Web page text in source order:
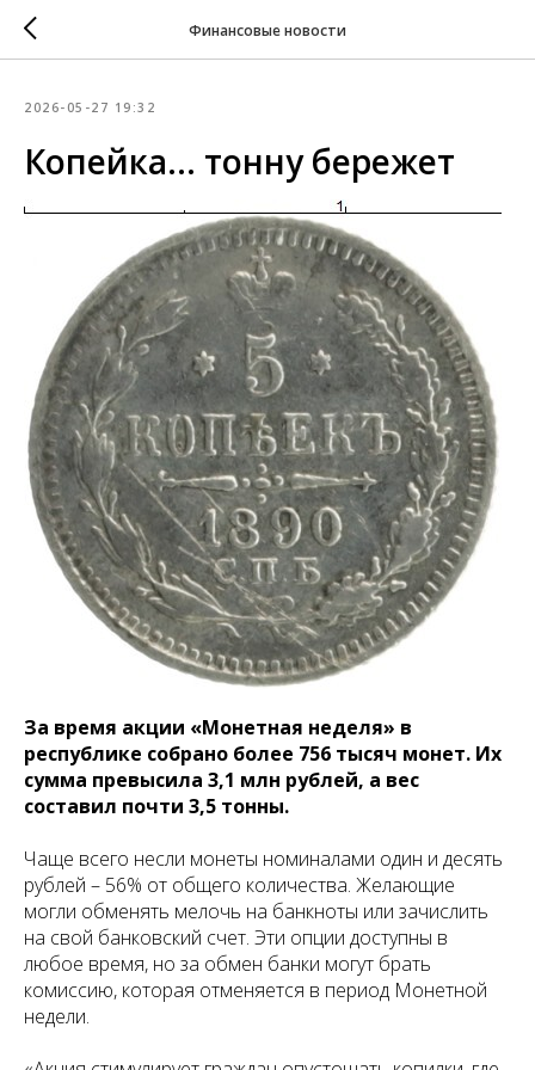
Финансовые новости
2026-05-27 19:32
Копейка... тонну бережет
За время акции «Монетная неделя» в
республике собрано более 756 тысяч монет. Их
сумма превысила 3,1 млн рублей, а вес
составил почти 3,5 тонны.
Чаще всего несли монеты номиналами один и десять
рублей – 56% от общего количества. Желающие
могли обменять мелочь на банкноты или зачислить
на свой банковский счет. Эти опции доступны в
любое время, но за обмен банки могут брать
комиссию, которая отменяется в период Монетной
недели.